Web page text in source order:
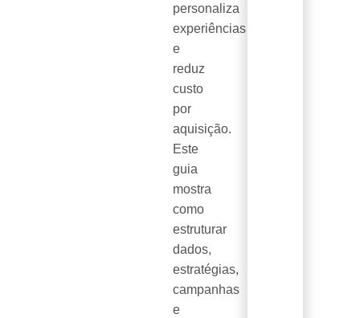
personaliza
experiências
e
reduz
custo
por
aquisição.
Este
guia
mostra
como
estruturar
dados,
estratégias,
campanhas
e